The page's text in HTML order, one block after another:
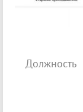
Должность